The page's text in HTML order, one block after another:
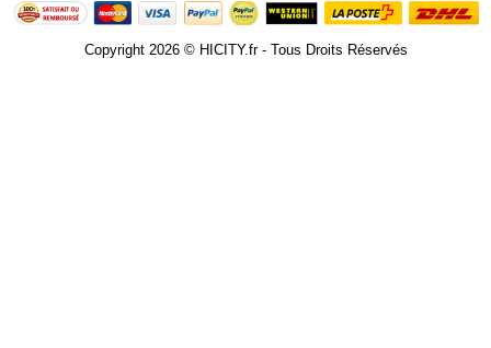
Copyright 2026 © HICITY.fr - Tous Droits Réservés